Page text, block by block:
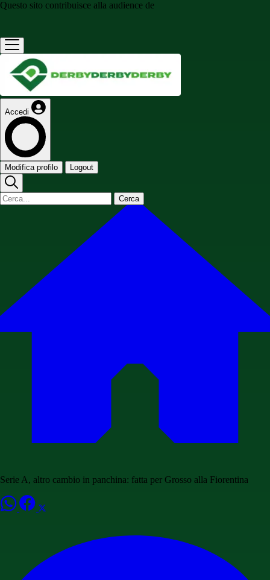
Questo sito contribuisce alla audience de
Accedi
Modifica profilo Logout
Cerca
Serie A, altro cambio in panchina: fatta per Grosso alla Fiorentina